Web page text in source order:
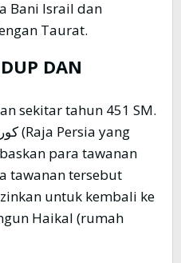
Bani Israil dan
Taurat.
DAN
sekitar tahun 451 SM.
para tawanan
tawanan tersebut
untuk kembali ke
Haikal (rumah